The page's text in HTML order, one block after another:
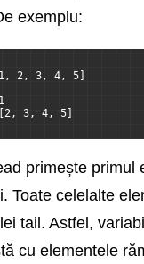
exemplu:
2, 3, 4, 5]
3, 4, 5]
primește primul
Toate celelalte
tail. Astfel,
cu elementele